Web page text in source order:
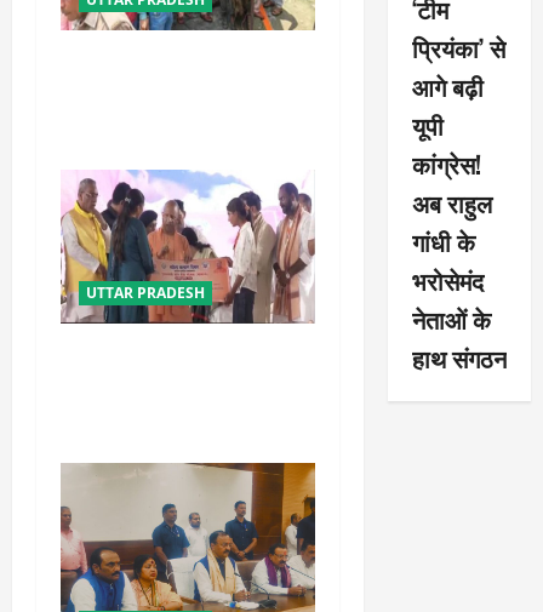
n
UTTAR PRADESH
‘टीम
प्रियंका’ से
आगे बढ़ी
यूपी
कांग्रेस!
अब राहुल
गांधी के
भरोसेमंद
नेताओं के
हाथ संगठन